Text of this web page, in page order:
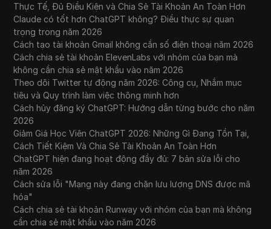
Thực Tế, Đủ Điều Kiện và Chia Sẻ Tài Khoản An Toàn Hơn
Claude có tốt hơn ChatGPT không? Điều thực sự quan
trọng trong năm 2026
Cách tạo tài khoản Gmail không cần số điện thoại năm 2026
Cách chia sẻ tài khoản ElevenLabs với nhóm của bạn mà
không cần chia sẻ mật khẩu vào năm 2026
Theo dõi Twitter tự động năm 2026: Công cụ, Nhắm mục
tiêu và Quy trình làm việc thông minh hơn
Cách hủy đăng ký ChatGPT: Hướng dẫn từng bước cho năm
2026
Giảm Giá Học Viên ChatGPT 2026: Những Gì Đang Tồn Tại,
Cách Tiết Kiệm Và Chia Sẻ Tài Khoản An Toàn Hơn
ChatGPT hiện đang hoạt động đầy đủ: 7 bản sửa lỗi cho
năm 2026
Cách sửa lỗi "Mạng này đang chặn lưu lượng DNS được mã
hóa"
Cách chia sẻ tài khoản Runway với nhóm của bạn mà không
cần chia sẻ mật khẩu vào năm 2026